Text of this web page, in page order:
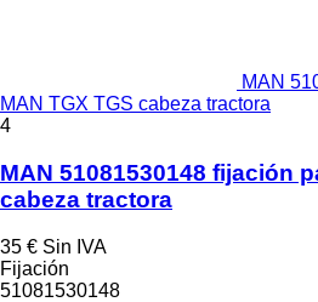
MAN
MAN TGX TGS cabeza tractora
4
MAN 51081530148 fijación
cabeza tractora
35 € Sin IVA
Fijación
51081530148